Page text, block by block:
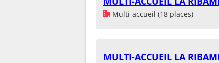
Multi-accueil (18 places)
MULTI-ACCUEIL LA